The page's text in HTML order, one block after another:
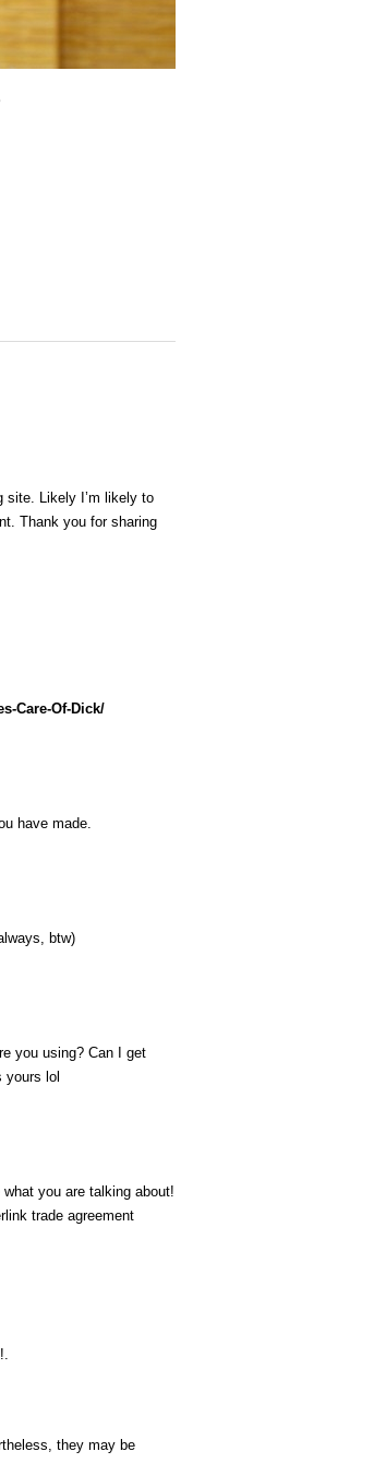
site. Likely I’m likely to
Thank you for sharing
Care-Of-Dick/
have made.
btw)
you using? Can I get
lol
you are talking about!
trade agreement
they may be